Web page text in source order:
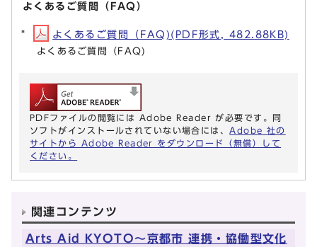
よくあるご質問（FAQ）
よくあるご質問（FAQ)(PDF形式, 482.88KB)
よくあるご質問（FAQ)
PDFファイルの閲覧には Adobe Reader が必要です。同
ソフトがインストールされていない場合には、 Adobe 社の
サイトから Adobe Reader をダウンロード（無償）して
ください。
関連コンテンツ
Arts Aid KYOTO～京都市 連携・協働型文化